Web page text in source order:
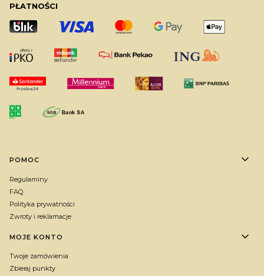
PŁATNOŚCI
Linki w stopce
POMOC
Regulaminy
FAQ
Polityka prywatności
Zwroty i reklamacje
MOJE KONTO
Twoje zamówienia
Zbieraj punkty